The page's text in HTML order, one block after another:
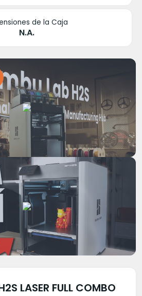
de la Caja
N.A.
LASER FULL COMBO